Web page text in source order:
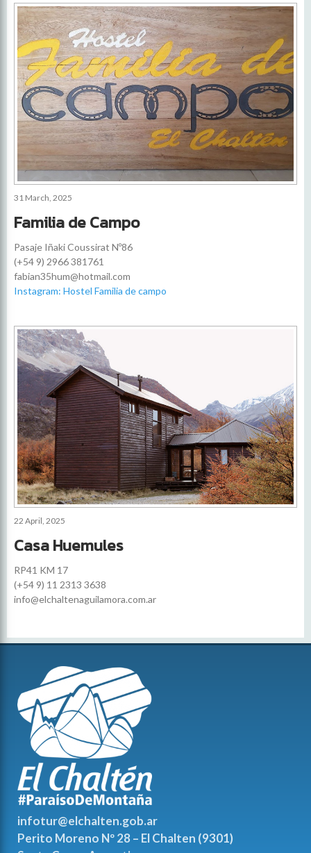
31 March, 2025
Familia de Campo
Pasaje Iñaki Coussirat Nº86
(+54 9) 2966 381761
fabian35hum@hotmail.com
Instagram: Hostel Familia de campo
22 April, 2025
Casa Huemules
RP41 KM 17
(+54 9) 11 2313 3638
info@elchaltenaguilamora.com.ar
infotur@elchalten.gob.ar
Perito Moreno Nº 28 – El Chalten (9301)